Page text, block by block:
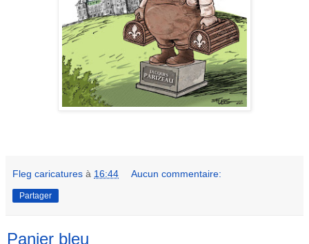
Fleg caricatures à 16:44 Aucun commentaire:
Partager
Panier bleu